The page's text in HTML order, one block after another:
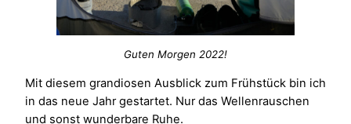
Guten Morgen 2022!
Mit diesem grandiosen Ausblick zum Frühstück bin ich
in das neue Jahr gestartet. Nur das Wellenrauschen
und sonst wunderbare Ruhe.